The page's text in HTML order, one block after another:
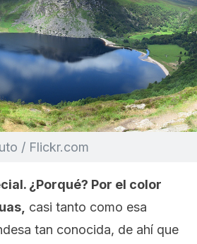
/ Flickr.com
¿Porqué? Por el color
casi tanto como esa
tan conocida, de ahí que